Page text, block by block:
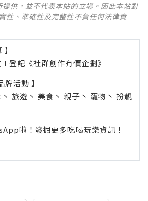
供，並不代表本站的立場。因此本站對
性、準確性及完整性不負任何法律責
l 登記《社群創作有價企劃》
活動 】
丶 旅遊 丶 美食 丶 親子 丶 寵物 丶 扮靚
啦！發掘更多吃喝玩樂資訊！